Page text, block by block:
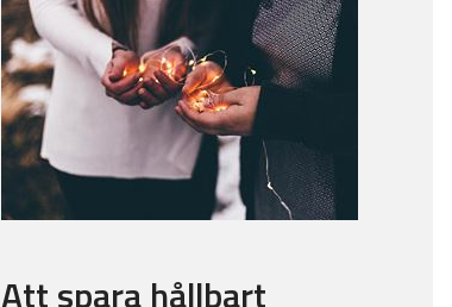
Att spara hållbart